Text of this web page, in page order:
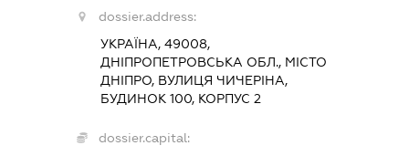
dossier.address:
УКРАЇНА, 49008,
ДНІПРОПЕТРОВСЬКА ОБЛ., МІСТО
ДНІПРО, ВУЛИЦЯ ЧИЧЕРІНА,
БУДИНОК 100, КОРПУС 2
dossier.capital: